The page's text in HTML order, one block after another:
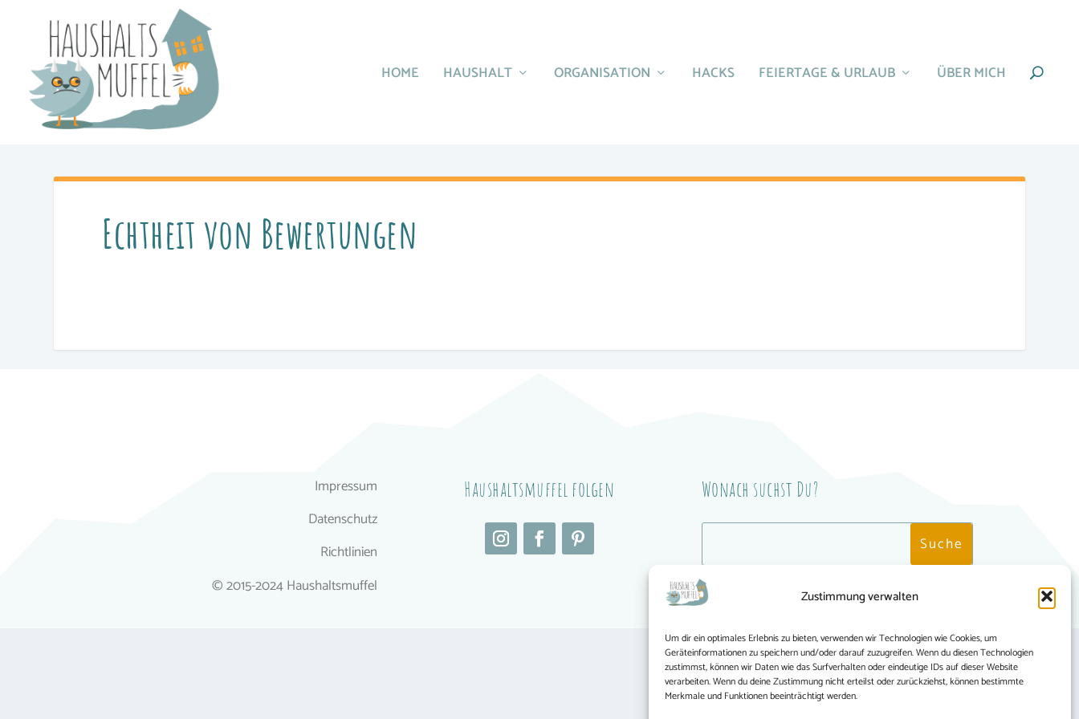
Zustimmung verwalten
Um dir ein optimales Erlebnis zu bieten, verwenden wir Technologien wie Cookies, um
Geräteinformationen zu speichern und/oder darauf zuzugreifen. Wenn du diesen Technologien
zustimmst, können wir Daten wie das Surfverhalten oder eindeutige IDs auf dieser Website
verarbeiten. Wenn du deine Zustimmung nicht erteilst oder zurückziehst, können bestimmte
Merkmale und Funktionen beeinträchtigt werden.
HOME HAUSHALT ORGANISATION HACKS FEIERTAGE & URLAUB ÜBER MICH
Echtheit von Bewertungen
Impressum
Datenschutz
Richtlinien
© 2015-2024 Haushaltsmuffel
Haushaltsmuffel folgen Wonach suchst Du?